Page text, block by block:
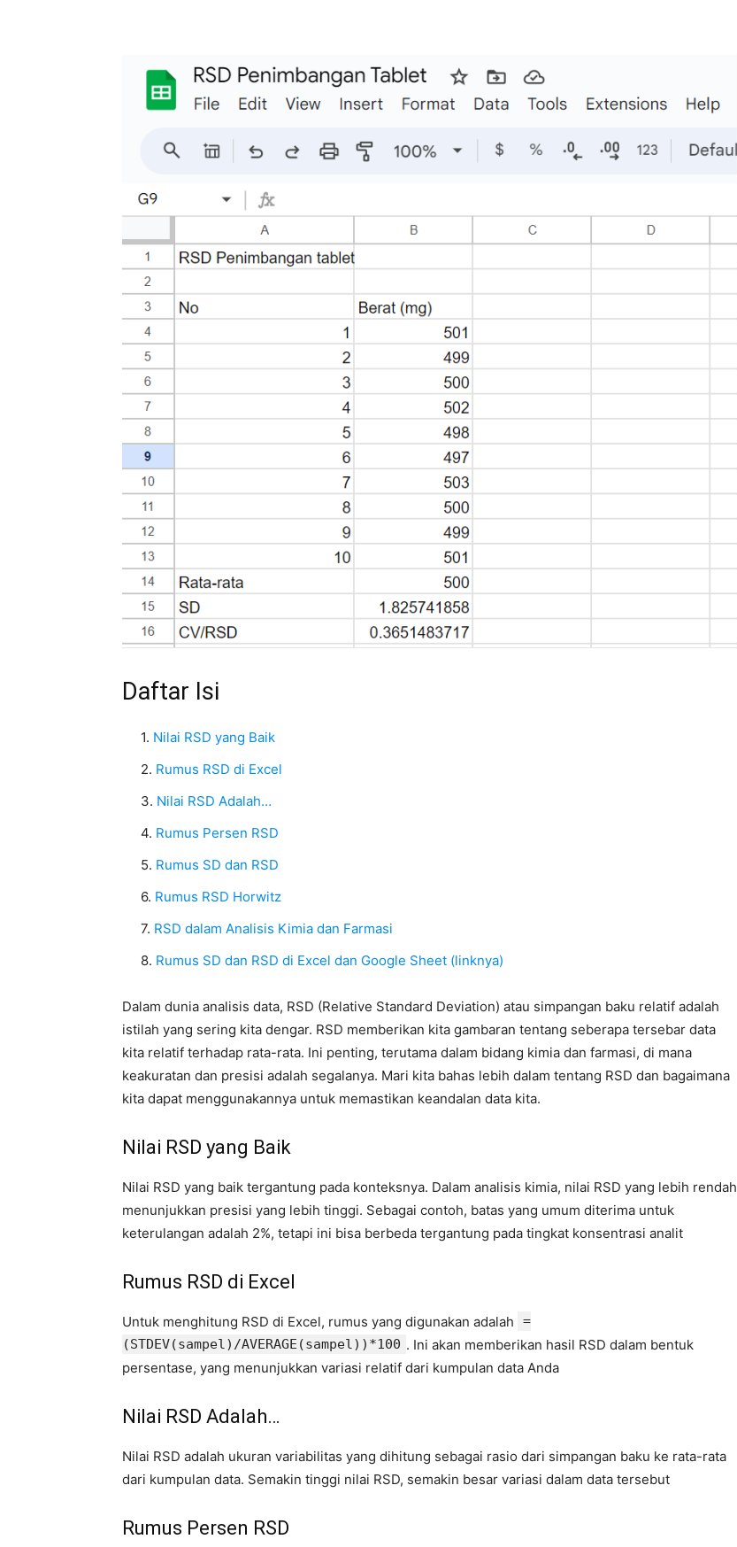
Daftar Isi
Nilai RSD yang Baik
Rumus RSD di Excel
Nilai RSD Adalah…
Rumus Persen RSD
Rumus SD dan RSD
Rumus RSD Horwitz
RSD dalam Analisis Kimia dan Farmasi
Rumus SD dan RSD di Excel dan Google Sheet (linknya)
Dalam dunia analisis data, RSD (Relative Standard Deviation) atau simpangan baku relatif adalah
istilah yang sering kita dengar. RSD memberikan kita gambaran tentang seberapa tersebar data
kita relatif terhadap rata-rata. Ini penting, terutama dalam bidang kimia dan farmasi, di mana
keakuratan dan presisi adalah segalanya. Mari kita bahas lebih dalam tentang RSD dan bagaimana
kita dapat menggunakannya untuk memastikan keandalan data kita.
Nilai RSD yang Baik
Nilai RSD yang baik tergantung pada konteksnya. Dalam analisis kimia, nilai RSD yang lebih rendah
menunjukkan presisi yang lebih tinggi. Sebagai contoh, batas yang umum diterima untuk
keterulangan adalah 2%, tetapi ini bisa berbeda tergantung pada tingkat konsentrasi analit
Rumus RSD di Excel
Untuk menghitung RSD di Excel, rumus yang digunakan adalah
=
(STDEV(sampel)/AVERAGE(sampel))*100 . Ini akan memberikan hasil RSD dalam bentuk
persentase, yang menunjukkan variasi relatif dari kumpulan data Anda
Nilai RSD Adalah…
Nilai RSD adalah ukuran variabilitas yang dihitung sebagai rasio dari simpangan baku ke rata-rata
dari kumpulan data. Semakin tinggi nilai RSD, semakin besar variasi dalam data tersebut
Rumus Persen RSD